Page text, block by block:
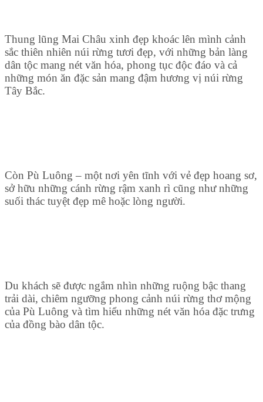
Thung lũng Mai Châu xinh đẹp khoác lên mình cảnh
sắc thiên nhiên núi rừng tươi đẹp, với những bản làng
dân tộc mang nét văn hóa, phong tục độc đáo và cả
những món ăn đặc sản mang đậm hương vị núi rừng
Tây Bắc.
Còn Pù Luông – một nơi yên tĩnh với vẻ đẹp hoang sơ,
sở hữu những cánh rừng rậm xanh rì cũng như những
suối thác tuyệt đẹp mê hoặc lòng người.
Du khách sẽ được ngắm nhìn những ruộng bậc thang
trải dài, chiêm ngưỡng phong cảnh núi rừng thơ mộng
của Pù Luông và tìm hiểu những nét văn hóa đặc trưng
của đồng bào dân tộc.